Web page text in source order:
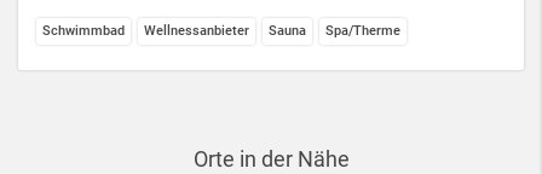
Schwimmbad Wellnessanbieter Sauna Spa/Therme
Orte in der Nähe